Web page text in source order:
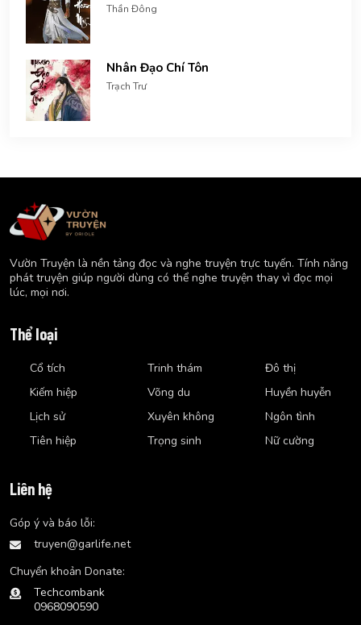
Thần Đông
Nhân Đạo Chí Tôn
Trạch Trư
Vườn Truyện là nền tảng đọc và nghe truyện trực tuyến. Tính năng
phát truyện giúp người dùng có thể nghe truyện thay vì đọc mọi
lúc, mọi nơi.
Thể loại
Cổ tích
Kiếm hiệp
Lịch sử
Tiên hiệp
Trinh thám
Võng du
Xuyên không
Trọng sinh
Đô thị
Huyền huyễn
Ngôn tình
Nữ cường
Liên hệ
Góp ý và báo lỗi:
truyen@garlife.net
Chuyển khoản Donate:
Techcombank
0968090590